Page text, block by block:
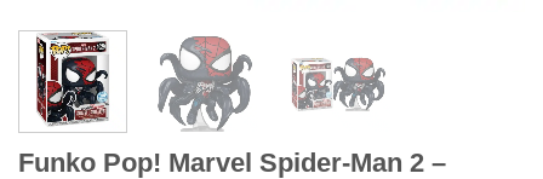
Funko Pop! Marvel Spider-Man 2 –